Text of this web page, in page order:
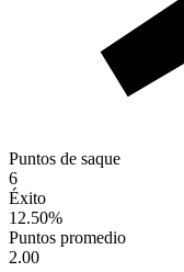
Puntos de saque
6
Éxito
12.50%
Puntos promedio
2.00